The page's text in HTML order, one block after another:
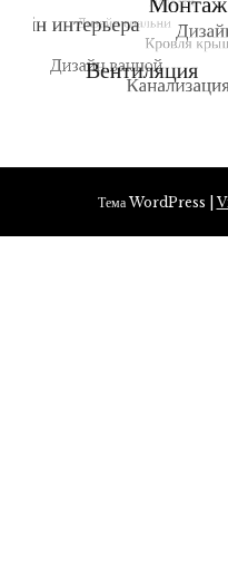
Тема WordPress |